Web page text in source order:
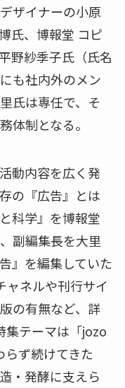
ザイナーの小原
氏、博報堂 コピ
野紗季子氏（氏名
も社内外のメン
氏は専任で、そ
体制となる。
動内容を広く発
の『広告』とは
科学』を博報堂
副編集長を大里
』を編集していた
ャネルや刊行サイ
の有無など、詳
集テーマは「jozo
ず続けてきた
・発酵に支えら